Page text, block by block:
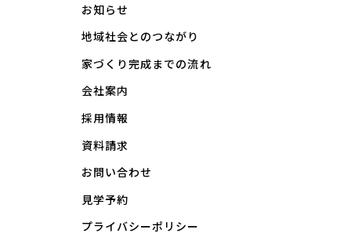
お知らせ
地域社会とのつながり
家づくり完成までの流れ
会社案内
採用情報
資料請求
お問い合わせ
見学予約
プライバシーポリシー